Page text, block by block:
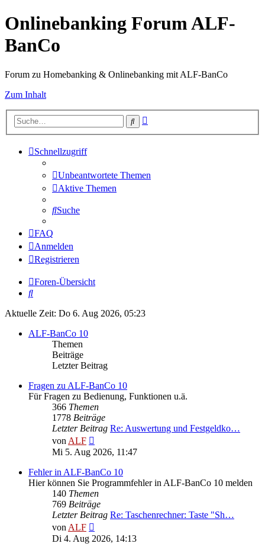
Onlinebanking Forum ALF-
BanCo
Forum zu Homebanking & Onlinebanking mit ALF-BanCo
Zum Inhalt
Suche
Schnellzugriff
Unbeantwortete Themen
Aktive Themen
Suche
FAQ
Anmelden
Registrieren
Foren-Übersicht
Suche
Aktuelle Zeit: Do 6. Aug 2026, 05:23
ALF-BanCo 10
Themen
Beiträge
Letzter Beitrag
Fragen zu ALF-BanCo 10
Für Fragen zu Bedienung, Funktionen u.ä.
366 Themen
1778 Beiträge
Letzter Beitrag Re: Auswertung und Festgeldko…
vonALF
Beitrag
Mi 5. Aug 2026, 11:47
Fehler in ALF-BanCo 10
Hier können Sie Programmfehler in ALF-BanCo 10 melden
140 Themen
769 Beiträge
Letzter Beitrag Re: Taschenrechner: Taste "Sh…
vonALF
Beitrag
Di 4. Aug 2026, 14:13